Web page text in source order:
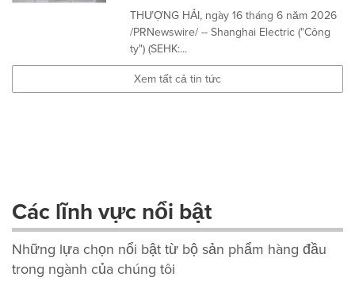
THƯỢNG HẢI, ngày 16 tháng 6 năm 2026
/PRNewswire/ -- Shanghai Electric ("Công
ty") (SEHK:...
Xem tất cả tin tức
Các lĩnh vực nổi bật
Những lựa chọn nổi bật từ bộ sản phẩm hàng đầu
trong ngành của chúng tôi